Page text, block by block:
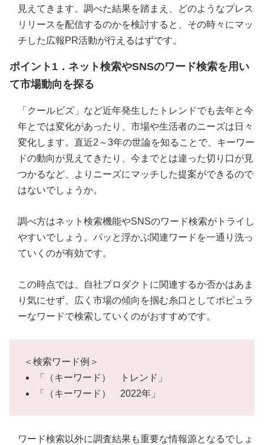
見えてきます。調べた結果を踏まえ、どのようなプレス
リリースを配信するのかを検討すると、その時々にマッ
チした広報PR活動が行えるはずです。
ポイント1．ネット検索やSNSのワード検索を用い
て市場動向を探る
「クールビズ」など近年発生したトレンドでも去年と今
年とでは変化があったり、市場や生活者のニーズは日々
変化します。直近2～3年の世論を知ることで、キーワー
ドの動向が見えてきたり、今までとは違った切り口が見
つかるなど、よりニーズにマッチした提案ができるので
はないでしょうか。
調べ方はネット検索機能やSNSのワード検索がトライし
やすいでしょう。パッと浮かぶ関連ワードを一通り洗っ
ていくのが有効です。
この時点では、自社プロダクトに関連するか否かはあま
り気にせず、広く市場の傾向を掴む糸口としてポピュラ
ーなワードで検索していくのがおすすめです。
＜検索ワード例＞
「（キーワード） トレンド」
「（キーワード） 2022年」
ワード検索以外に調査結果も重要な情報源となるでしょ